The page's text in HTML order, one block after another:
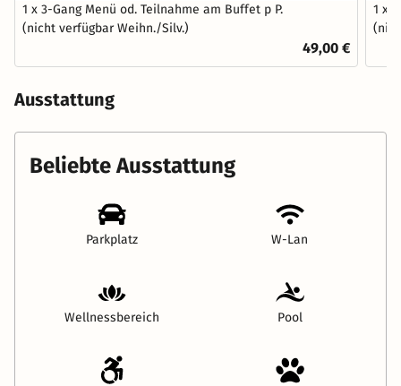
1 x 3-Gang Menü od. Teilnahme am Buffet p P.
(nicht verfügbar Weihn./Silv.)
49,00 €
1 x
Ausstattung
Beliebte Ausstattung
Parkplatz W-Lan
Wellnessbereich Pool